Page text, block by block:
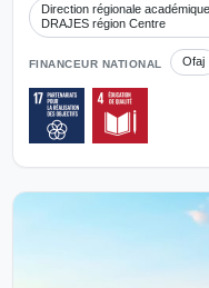
Direction régionale
DRAJES région Centre
FINANCEUR NATIONAL Ofaj